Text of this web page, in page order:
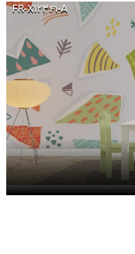
FR-X۱۲۳۴۱-A